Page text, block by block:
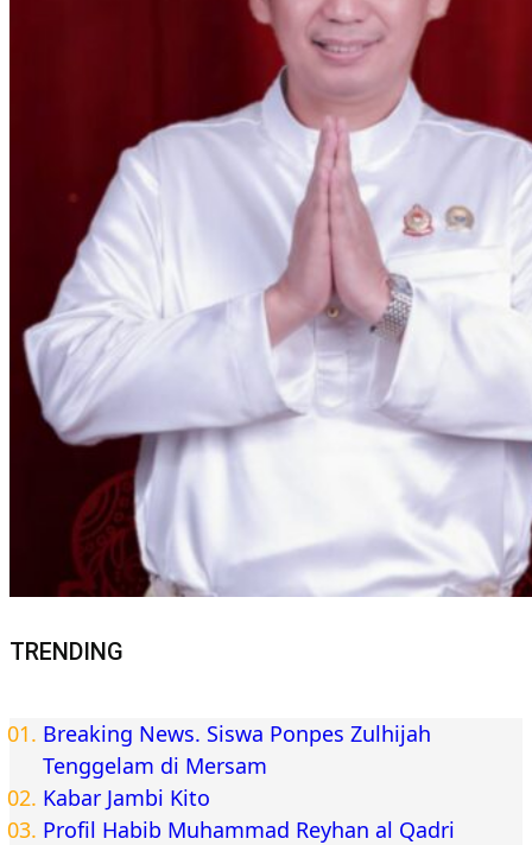
TRENDING
Breaking News. Siswa Ponpes Zulhijah
Tenggelam di Mersam
Kabar Jambi Kito
Profil Habib Muhammad Reyhan al Qadri